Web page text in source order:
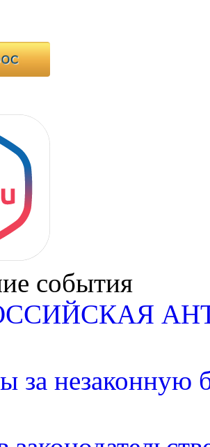
события
незаконную